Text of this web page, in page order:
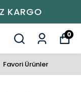
KARGO
0
Favori Ürünler